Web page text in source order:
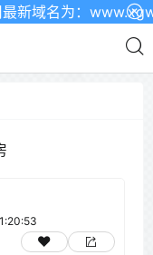
域名为：